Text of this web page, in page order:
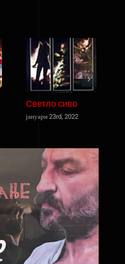
Светло сиво
јануари 23rd, 2022